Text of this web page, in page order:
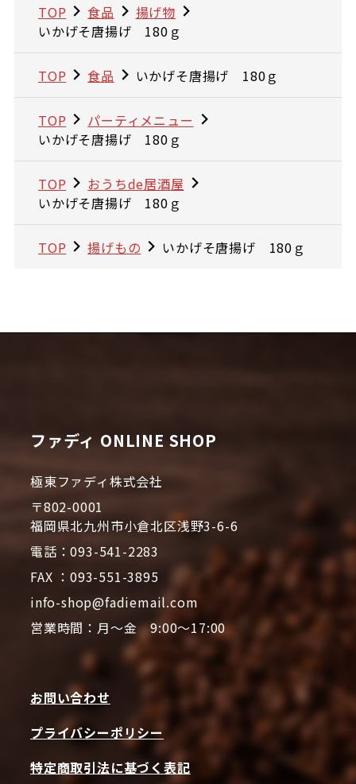
TOP 食品
揚げ物
いかげそ唐揚げ 180ｇ
TOP 食品 いかげそ唐揚げ 180ｇ
TOP
パーティメニュー
いかげそ唐揚げ 180ｇ
TOP
おうちde居酒屋
いかげそ唐揚げ 180ｇ
TOP 揚げもの いかげそ唐揚げ 180ｇ
ファディ ONLINE SHOP
極東ファディ株式会社
〒802-0001
福岡県北九州市小倉北区浅野3-6-6
電話：093-541-2283
FAX ：093-551-3895
info-shop@fadiemail.com
営業時間：月～金 9:00～17:00
お問い合わせ
プライバシーポリシー
特定商取引法に基づく表記